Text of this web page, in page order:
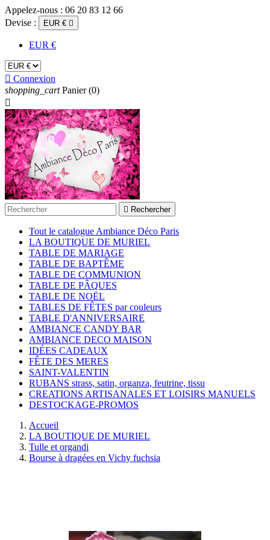
Appelez-nous : 06 20 83 12 66
Devise :
EUR € 
EUR €
 Connexion
shopping_cart Panier (0)

 Rechercher
Tout le catalogue Ambiance Déco Paris
LA BOUTIQUE DE MURIEL
TABLE DE MARIAGE
TABLE DE BAPTÊME
TABLE DE COMMUNION
TABLE DE PÂQUES
TABLE DE NOËL
TABLES DE FÊTES par couleurs
TABLE D'ANNIVERSAIRE
AMBIANCE CANDY BAR
AMBIANCE DECO MAISON
IDÉES CADEAUX
FÊTE DES MERES
SAINT-VALENTIN
RUBANS strass, satin, organza, feutrine, tissu
CREATIONS ARTISANALES ET LOISIRS MANUELS
DESTOCKAGE-PROMOS
Accueil
LA BOUTIQUE DE MURIEL
Tulle et organdi
Bourse à dragées en Vichy fuchsia